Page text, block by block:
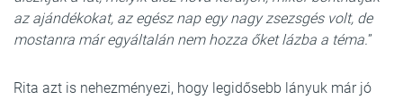
az ajándékokat, az egész nap egy nagy zsezsgés volt, de
mostanra már egyáltalán nem hozza őket lázba a téma.”
Rita azt is nehezményezi, hogy legidősebb lányuk már jó